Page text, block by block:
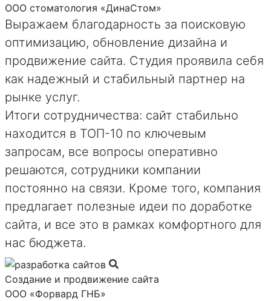
ООО стоматология «ДинаСтом»
Выражаем благодарность за поисковую
оптимизацию, обновление дизайна и
продвижение сайта. Студия проявила себя
как надежный и стабильный партнер на
рынке услуг.
Итоги сотрудничества: сайт стабильно
находится в ТОП-10 по ключевым
запросам, все вопросы оперативно
решаются, сотрудники компании
постоянно на связи. Кроме того, компания
предлагает полезные идеи по доработке
сайта, и все это в рамках комфортного для
нас бюджета.
Создание и продвижение сайта
ООО «Форвард ГНБ»